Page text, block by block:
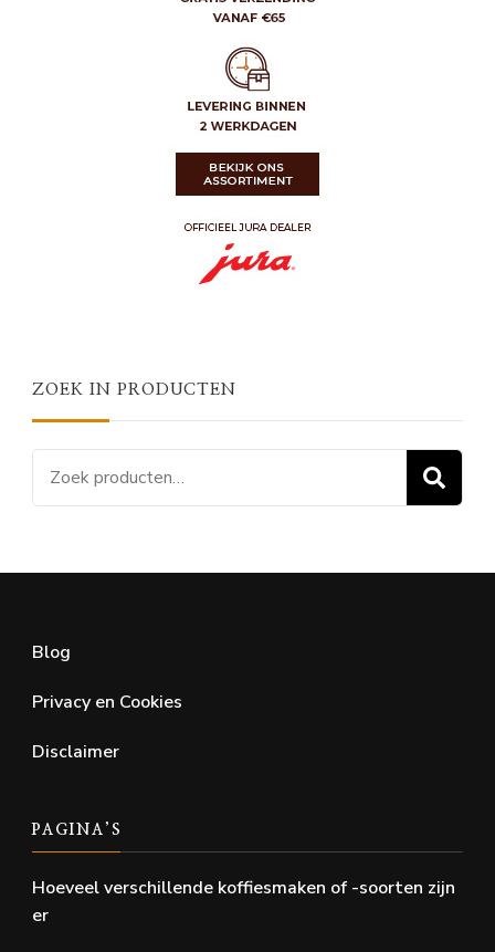
ZOEK IN PRODUCTEN
Zoeken
naar:
Blog
Privacy en Cookies
Disclaimer
PAGINA’S
Hoeveel verschillende koffiesmaken of -soorten zijn
er